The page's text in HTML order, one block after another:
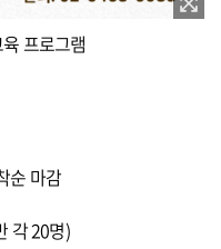
프로그램
순 마감
각 20명)